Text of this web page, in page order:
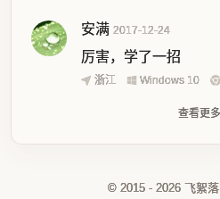
安满 2017-12-24
厉害，学了一招
浙江 Windows 10
查看更多
© 2015 - 2026 飞絮